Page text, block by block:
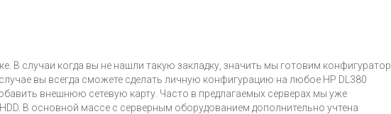
В случаи когда вы не нашли такую закладку, значить мы готовим конфигуратор
вы всегда сможете сделать личную конфигурацию на любое HP DL380
внешнюю сетевую карту. Часто в предлагаемых серверах мы уже
В основной массе с серверным оборудованием дополнительно учтена